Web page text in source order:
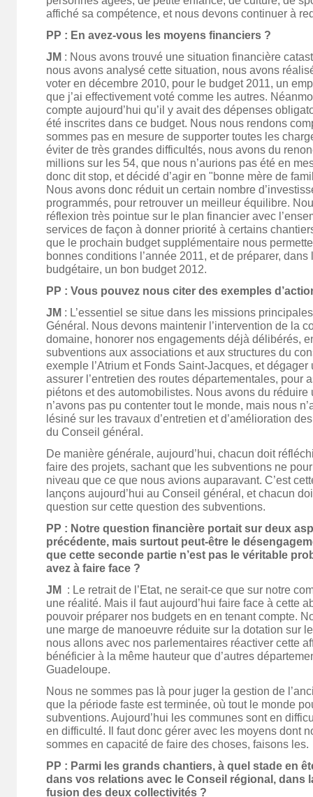
affiché sa compétence, et nous devons continuer à
PP : En avez-vous les moyens financiers ?
JM : Nous avons trouvé une situation financière
nous avons analysé cette situation, nous avons
voter en décembre 2010, pour le budget 2011, un
que j’ai effectivement voté comme les autres.
compte aujourd’hui qu’il y avait des dépenses
été inscrites dans ce budget. Nous nous rendons
sommes pas en mesure de supporter toutes les
éviter de très grandes difficultés, nous avons du
millions sur les 54, que nous n’aurions pas été en
donc dit stop, et décidé d’agir en "bonne mère de
Nous avons donc réduit un certain nombre
programmés, pour retrouver un meilleur équilibre.
réflexion très pointue sur le plan financier avec
services de façon à donner priorité à certains
que le prochain budget supplémentaire nous
bonnes conditions l’année 2011, et de préparer, dans
budgétaire, un bon budget 2012.
PP : Vous pouvez nous citer des exemples
JM : L’essentiel se situe dans les missions
Général. Nous devons maintenir l’intervention de la
domaine, honorer nos engagements déjà délibérés,
subventions aux associations et aux structures du
exemple l’Atrium et Fonds Saint-Jacques, et
assurer l’entretien des routes départementales, pour
piétons et des automobilistes. Nous avons du réduire
n’avons pas pu contenter tout le monde, mais nous
lésiné sur les travaux d’entretien et d’amélioration
du Conseil général.
De manière générale, aujourd’hui, chacun doit
faire des projets, sachant que les subventions ne
niveau que ce que nous avions auparavant. C’est
lançons aujourd’hui au Conseil général, et chacun
question sur cette question des subventions.
PP : Notre question financière portait sur deux
précédente, mais surtout peut-être le
que cette seconde partie n’est pas le véritable
avez à faire face ?
JM : Le retrait de l’Etat, ne serait-ce que sur notre
une réalité. Mais il faut aujourd’hui faire face à cette
pouvoir préparer nos budgets en en tenant compte.
une marge de manoeuvre réduite sur la dotation sur
nous allons avec nos parlementaires réactiver cette
bénéficier à la même hauteur que d’autres
Guadeloupe.
Nous ne sommes pas là pour juger la gestion de
que la période faste est terminée, où tout le monde
subventions. Aujourd’hui les communes sont en
en difficulté. Il faut donc gérer avec les moyens dont
sommes en capacité de faire des choses, faisons les.
PP : Parmi les grands chantiers, à quel stade en
dans vos relations avec le Conseil régional, dans
fusion des deux collectivités ?